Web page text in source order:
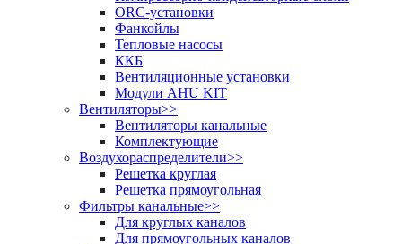
ORC-установки
Фанкойлы
Тепловые насосы
ККБ
Вентиляционные установки
Модули AHU KIT
Вентиляторы>>
Вентиляторы канальные
Комплектующие
Воздухораспределители>>
Решетка круглая
Решетка прямоугольная
Фильтры канальные>>
Для круглых каналов
Для прямоугольных каналов